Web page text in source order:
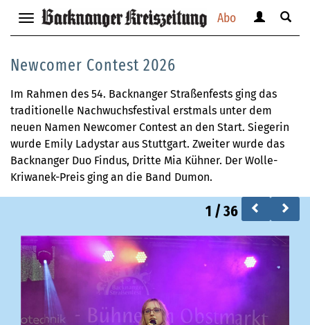
Abo
Navigation
anzeigen
verbergen
anzeigen
Suche
Newcomer Contest 2026
Im Rahmen des 54. Backnanger Straßenfests ging das
traditionelle Nachwuchsfestival erstmals unter dem
neuen Namen Newcomer Contest an den Start. Siegerin
wurde Emily Ladystar aus Stuttgart. Zweiter wurde das
Backnanger Duo Findus, Dritte Mia Kühner. Der Wolle-
Kriwanek-Preis ging an die Band Dumon.
1 /36